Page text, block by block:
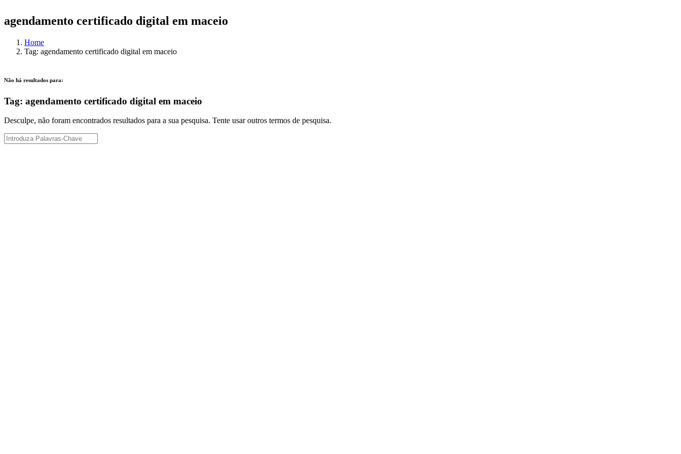
agendamento certificado digital em maceio
Home
Tag: agendamento certificado digital em maceio
Não há resultados para:
Tag: agendamento certificado digital em maceio
Desculpe, não foram encontrados resultados para a sua pesquisa. Tente usar outros termos de pesquisa.